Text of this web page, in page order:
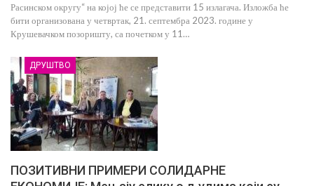
Расинском округу“ на којој ће се представити 15 излагача. Изложба ће
бити организована у четвртак, 21. септембра 2023. године у
Крушевачком позоришту, са почетком у 11…
ДРУШТВО
ПОЗИТИВНИ ПРИМЕРИ СОЛИДАРНЕ